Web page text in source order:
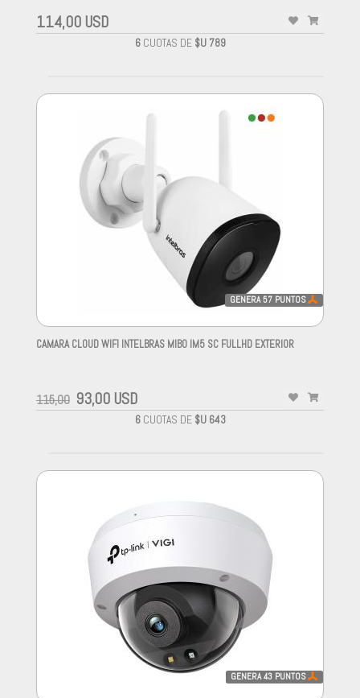
114,00 USD
6CUOTAS DE $U 789
GENERA57 PUNTOS
CAMARA CLOUD WIFI INTELBRAS MIBO IM5 SC FULLHD EXTERIOR
115,00 93,00 USD
6CUOTAS DE $U 643
GENERA43 PUNTOS